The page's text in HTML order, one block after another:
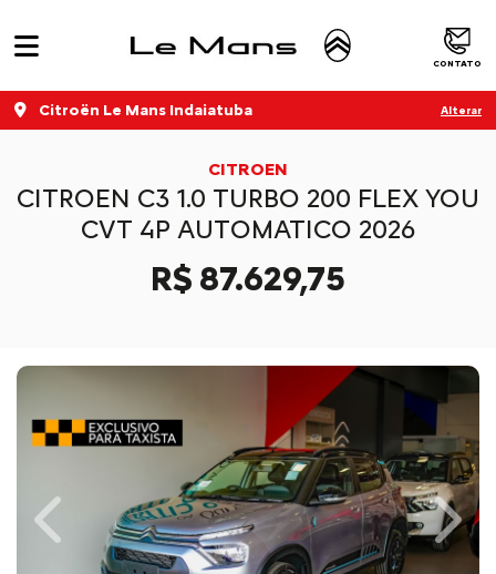
CONTATO
Citroën Le Mans Indaiatuba Alterar
CITROEN
CITROEN C3 1.0 TURBO 200 FLEX YOU
CVT 4P AUTOMATICO 2026
R$ 87.629,75
Previous Next